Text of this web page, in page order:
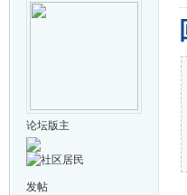
论坛版主
发帖